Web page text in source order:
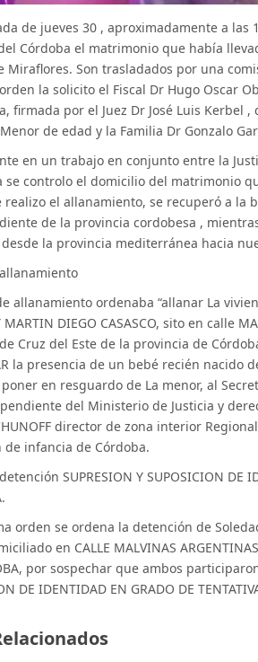
de jueves 30 , aproximadamente a las
Córdoba el matrimonio que había
Miraflores. Son trasladados por una
la solicito el Fiscal Dr Hugo Oscar
firmada por el Juez Dr José Luis Kerbel
de edad y la Familia Dr Gonzalo
en un trabajo en conjunto entre la
se controlo el domicilio del matrimonio
realizo el allanamiento, se recuperó a la
de la provincia cordobesa ,
la provincia mediterránea hacia
allanamiento ordenaba “allanar La
MARTIN DIEGO CASASCO, sito en calle
Cruz del Este de la provincia de
la presencia de un bebé recién nacido
en resguardo de La menor, al
del Ministerio de Justicia y
director de zona interior
de infancia de Córdoba.
SUPRESION Y SUPOSICION DE
orden se ordena la detención de
en CALLE MALVINAS
por sospechar que ambos
DE IDENTIDAD EN GRADO DE